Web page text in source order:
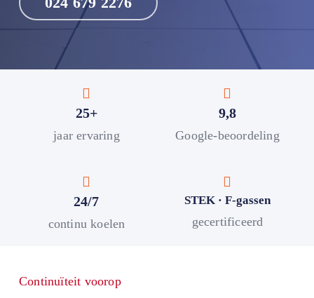
25+
jaar ervaring
9,8
Google-beoordeling
24/7
continu koelen
STEK · F-gassen
gecertificeerd
Continuïteit voorop